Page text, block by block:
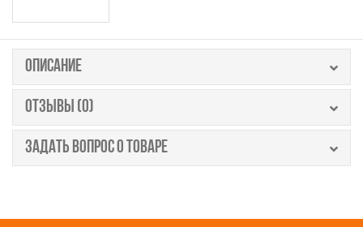
ОПИСАНИЕ
ОТЗЫВЫ (0)
ЗАДАТЬ ВОПРОС О ТОВАРЕ